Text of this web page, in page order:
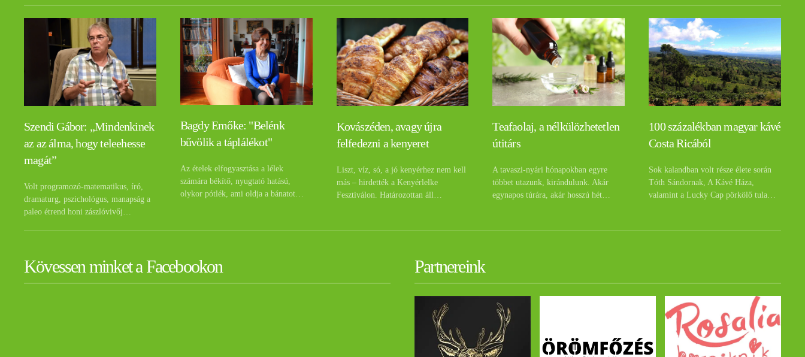
Szendi Gábor: „Mindenkinek
az az álma, hogy teleehesse
magát”
Volt programozó-matematikus, író,
dramaturg, pszichológus, manapság a
paleo étrend honi zászlóvivőj…
Bagdy Emőke: "Belénk
bűvölik a táplálékot"
Az ételek elfogyasztása a lélek
számára békítő, nyugtató hatású,
olykor pótlék, ami oldja a bánatot…
Kovászéden, avagy újra
felfedezni a kenyeret
Liszt, víz, só, a jó kenyérhez nem kell
más – hirdették a Kenyérlelke
Fesztiválon. Határozottan áll…
Teafaolaj, a nélkülözhetetlen
útitárs
A tavaszi-nyári hónapokban egyre
többet utazunk, kirándulunk. Akár
egynapos túrára, akár hosszú hét…
100 százalékban magyar kávé
Costa Ricából
Sok kalandban volt része élete során
Tóth Sándornak, A Kávé Háza,
valamint a Lucky Cap pörkölő tula…
Kövessen minket a Facebookon Partnereink